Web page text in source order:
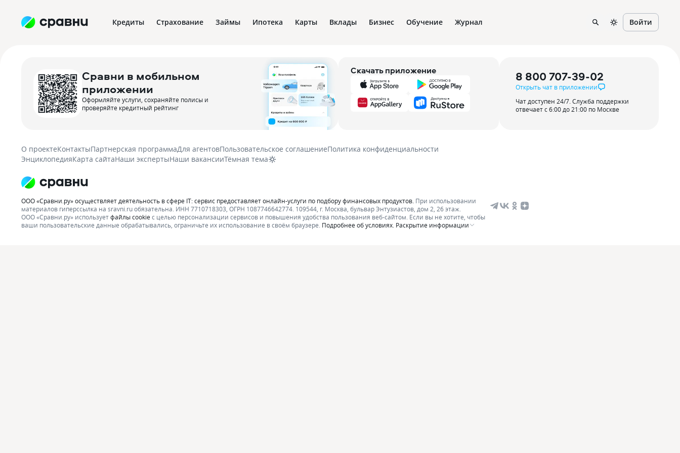
Кредиты Страхование Займы Ипотека Карты Вклады Бизнес Обучение Журнал Войти
Сравни в мобильном
приложении
Оформляйте услуги, сохраняйте полисы и
проверяйте кредитный рейтинг
Скачать приложение 8 800 707-39-02
Открыть чат в приложении
Чат доступен 24/7. Служба поддержки
отвечает с 6:00 до 21:00 по Москве
О проектеКонтактыПартнерская программаДля агентовПользовательское соглашениеПолитика конфиденциальности
ЭнциклопедияКарта сайтаНаши экспертыНаши вакансииТёмная тема
ООО «Сравни.ру» осуществляет деятельность в сфере IT: сервис предоставляет онлайн-услуги по подбору финансовых продуктов. При использовании
материалов гиперссылка на sravni.ru обязательна. ИНН 7710718303, ОГРН 1087746642774. 109544, г. Москва, бульвар Энтузиастов, дом 2, 26 этаж.
ООО «Сравни.ру» используетфайлы cookieс целью персонализации сервисов и повышения удобства пользования веб-сайтом. Если вы не хотите, чтобы
ваши пользовательские данные обрабатывались, ограничьте их использование в своём браузере. Подробнее об условиях. Раскрытие информации